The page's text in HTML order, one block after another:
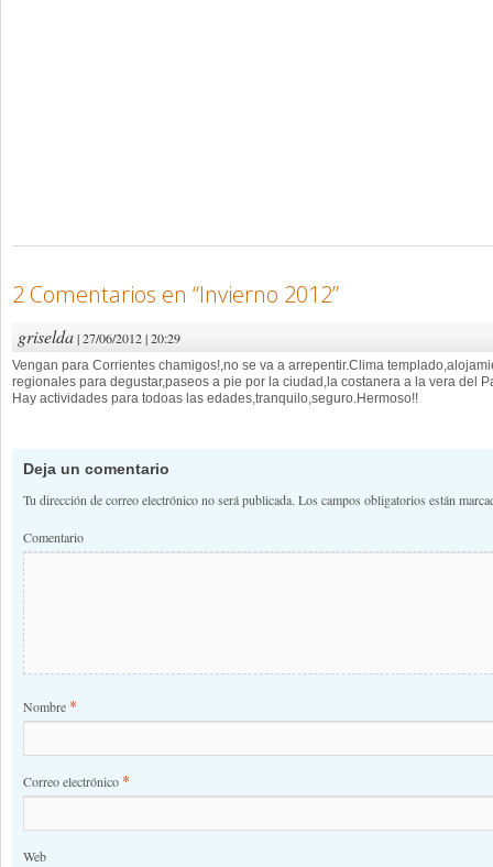
2 Comentarios en “Invierno 2012”
griselda| 27/06/2012 | 20:29
Vengan para Corrientes chamigos!,no se va a arrepentir.Clima
regionales para degustar,paseos a pie por la ciudad,la costanera a la vera del
Hay actividades para todoas las edades,tranquilo,seguro.Hermoso!!
Deja un comentario
Tu dirección de correo electrónico no será publicada. Los campos obligatorios están
Comentario
Nombre *
Correo electrónico *
Web